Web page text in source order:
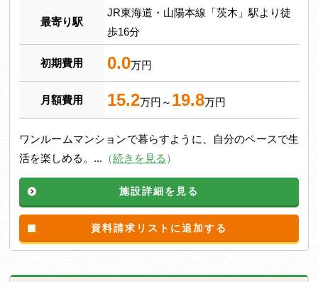
最寄り駅
JR東海道・山陽本線「茨木」駅より徒
歩16分
初期費用 0.0万円
月額費用 15.2万円～ 19.8万円
ワンルームマンションで暮らすように、自分のペースで生
活を楽しめる。... （続きを見る ）
施設詳細を見る
資料請求リストに追加する